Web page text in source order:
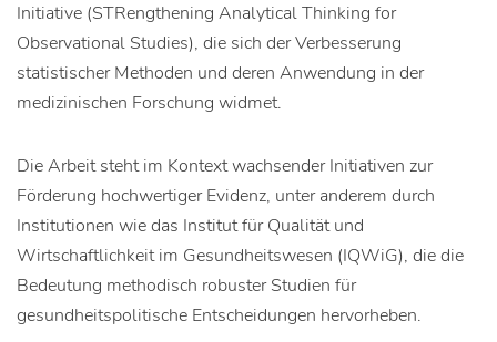
Initiative (STRengthening Analytical Thinking for
Observational Studies), die sich der Verbesserung
statistischer Methoden und deren Anwendung in der
medizinischen Forschung widmet.
Die Arbeit steht im Kontext wachsender Initiativen zur
Förderung hochwertiger Evidenz, unter anderem durch
Institutionen wie das Institut für Qualität und
Wirtschaftlichkeit im Gesundheitswesen (IQWiG), die die
Bedeutung methodisch robuster Studien für
gesundheitspolitische Entscheidungen hervorheben.